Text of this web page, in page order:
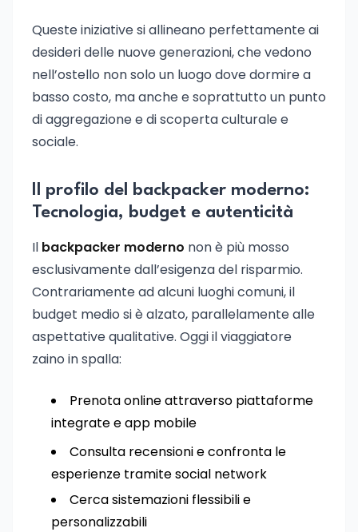
Queste iniziative si allineano perfettamente ai
desideri delle nuove generazioni, che vedono
nell’ostello non solo un luogo dove dormire a
basso costo, ma anche e soprattutto un punto
di aggregazione e di scoperta culturale e
sociale.
Il profilo del backpacker moderno:
Tecnologia, budget e autenticità
Il backpacker moderno non è più mosso
esclusivamente dall’esigenza del risparmio.
Contrariamente ad alcuni luoghi comuni, il
budget medio si è alzato, parallelamente alle
aspettative qualitative. Oggi il viaggiatore
zaino in spalla:
Prenota online attraverso piattaforme
integrate e app mobile
Consulta recensioni e confronta le
esperienze tramite social network
Cerca sistemazioni flessibili e
personalizzabili